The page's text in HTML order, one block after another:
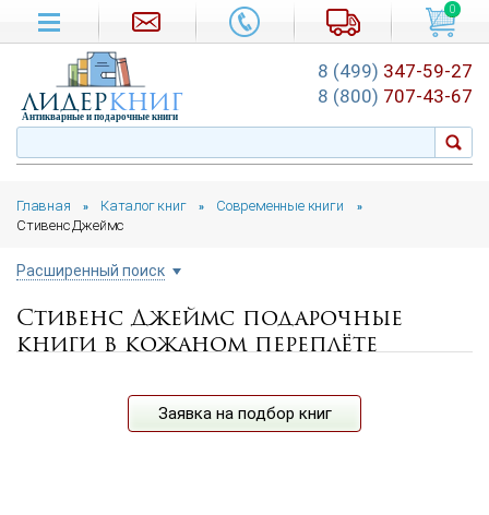
Главная » Каталог книг » Современные книги »
Стивенс Джеймс
Расширенный поиск
Цена руб.
от
до
Стивенс Джеймс подарочные
книги в кожаном переплёте
Заявка на подбор книг
0
лидеркниг
Антикварные и подарочные книги
8 (499) 347-59-27
8 (800) 707-43-67